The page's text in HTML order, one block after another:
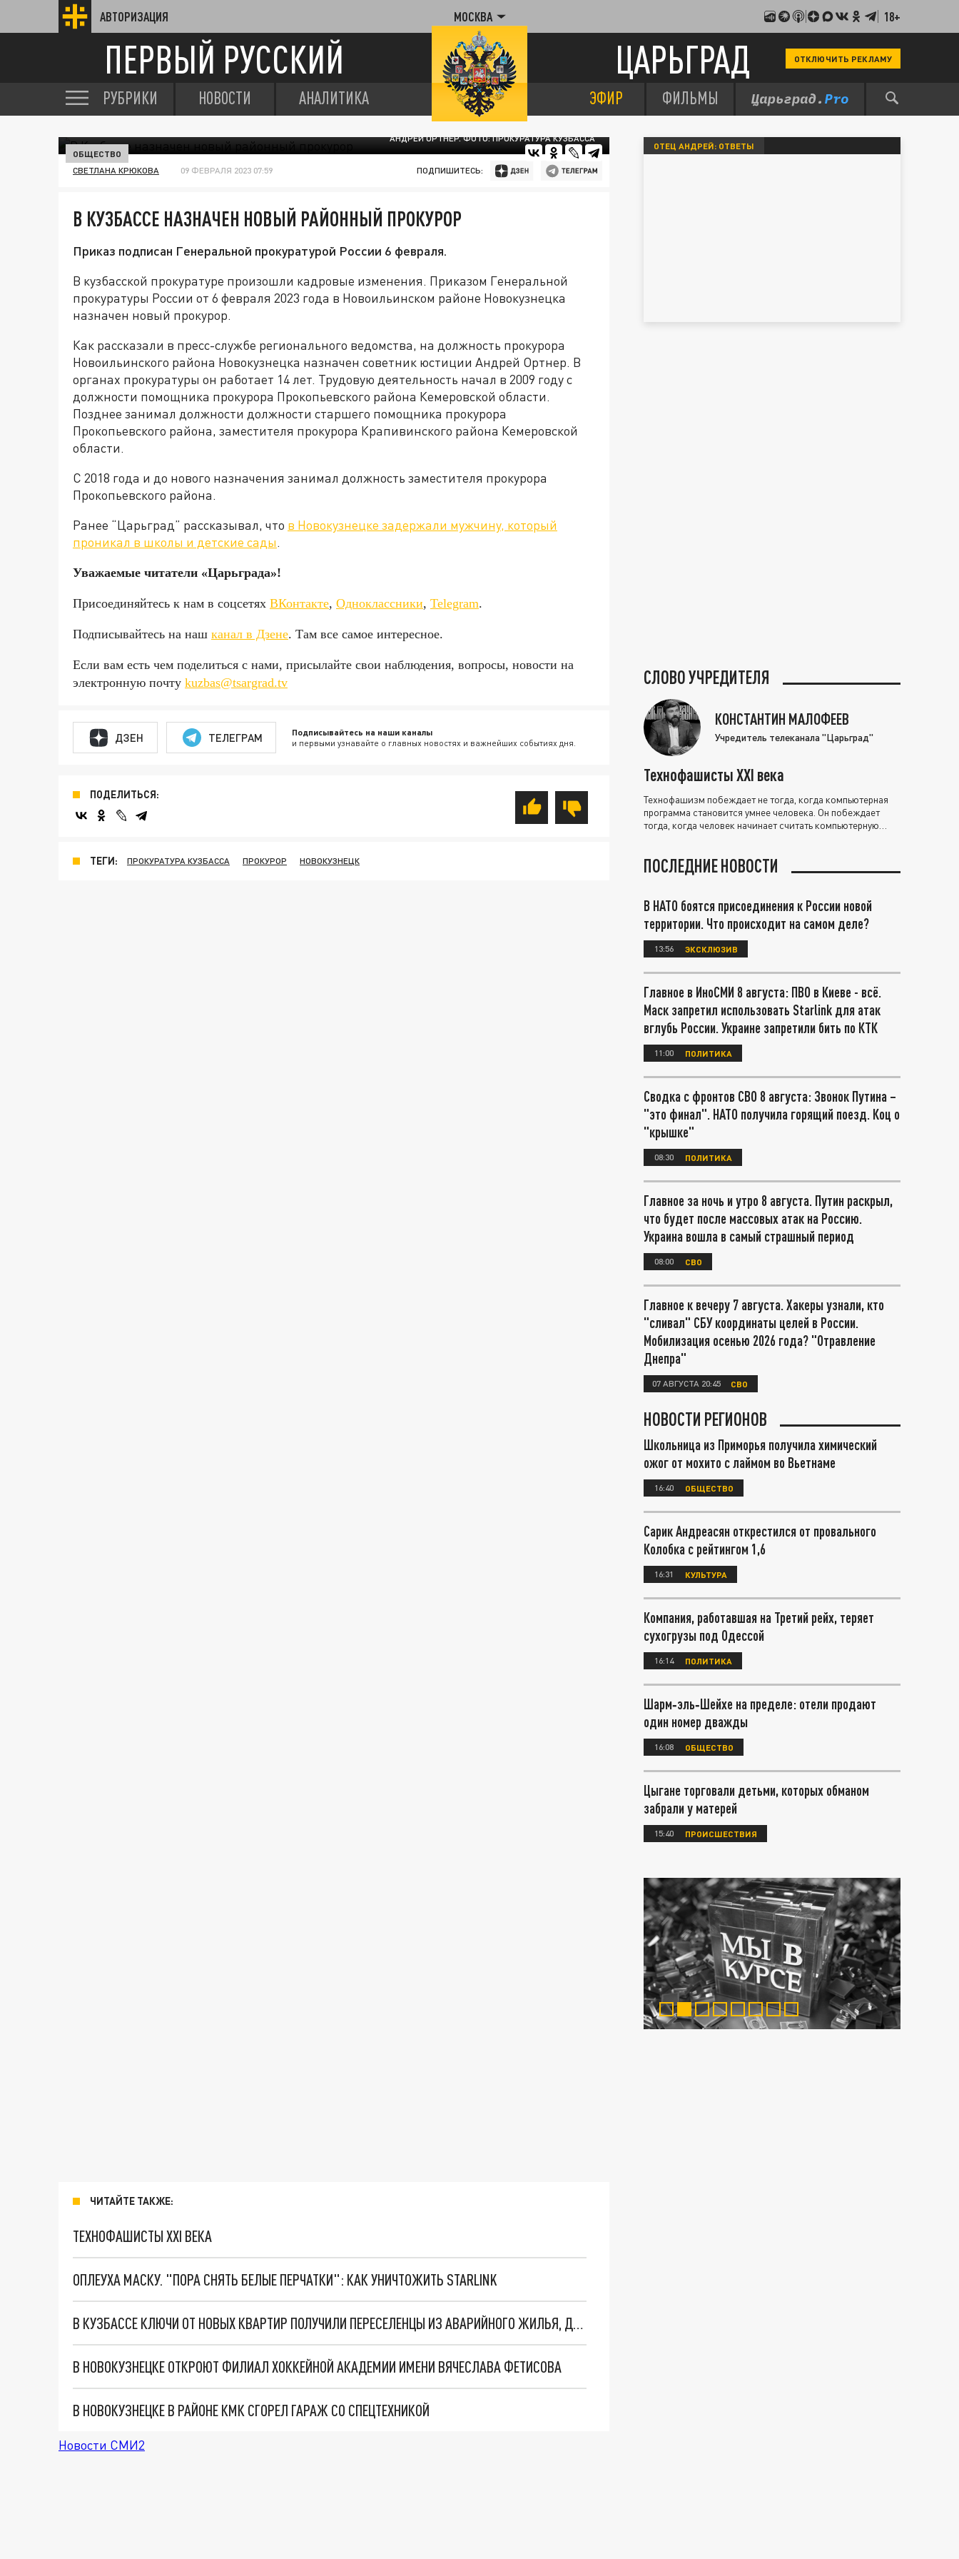
АВТОРИЗАЦИЯ МОСКВА 18+
ПЕРВЫЙ РУССКИЙ ЦАРЬГРАД ОТКЛЮЧИТЬ РЕКЛАМУ
РУБРИКИ НОВОСТИ АНАЛИТИКА ЭФИР ФИЛЬМЫ
АНДРЕЙ ОРТНЕР. ФОТО: ПРОКУРАТУРА КУЗБАССА
ОБЩЕСТВО
СВЕТЛАНА КРЮКОВА 09 ФЕВРАЛЯ 2023 07:59 ПОДПИШИТЕСЬ:
В КУЗБАССЕ НАЗНАЧЕН НОВЫЙ РАЙОННЫЙ ПРОКУРОР
Приказ подписан Генеральной прокуратурой России 6 февраля.
В кузбасской прокуратуре произошли кадровые изменения. Приказом Генеральной
прокуратуры России от 6 февраля 2023 года в Новоильинском районе Новокузнецка
назначен новый прокурор.
Как рассказали в пресс-службе регионального ведомства, на должность прокурора
Новоильинского района Новокузнецка назначен советник юстиции Андрей Ортнер. В
органах прокуратуры он работает 14 лет. Трудовую деятельность начал в 2009 году с
должности помощника прокурора Прокопьевского района Кемеровской области.
Позднее занимал должности должности старшего помощника прокурора
Прокопьевского района, заместителя прокурора Крапивинского района Кемеровской
области.
С 2018 года и до нового назначения занимал должность заместителя прокурора
Прокопьевского района.
Ранее “Царьград” рассказывал, что в Новокузнецке задержали мужчину, который
проникал в школы и детские сады.
Уважаемые читатели «Царьграда»!
Присоединяйтесь к нам в соцсетях ВКонтакте, Одноклассники, Telegram.
Подписывайтесь на наш канал в Дзене. Там все самое интересное.
Если вам есть чем поделиться с нами, присылайте свои наблюдения, вопросы, новости на
электронную почту kuzbas@tsargrad.tv
ДЗЕН ТЕЛЕГРАМ Подписывайтесь на наши каналы
и первыми узнавайте о главных новостях и важнейших событиях дня.
ПОДЕЛИТЬСЯ:
ТЕГИ: ПРОКУРАТУРА КУЗБАССА ПРОКУРОР НОВОКУЗНЕЦК
ЧИТАЙТЕ ТАКЖЕ:
ТЕХНОФАШИСТЫ XXI ВЕКА
ОПЛЕУХА МАСКУ. "ПОРА СНЯТЬ БЕЛЫЕ ПЕРЧАТКИ": КАК УНИЧТОЖИТЬ STARLINK
В КУЗБАССЕ КЛЮЧИ ОТ НОВЫХ КВАРТИР ПОЛУЧИЛИ ПЕРЕСЕЛЕНЦЫ ИЗ АВАРИЙНОГО ЖИЛЬЯ, ДЕТИ-СИРОТЫ И ИНВАЛИДЫ
В НОВОКУЗНЕЦКЕ ОТКРОЮТ ФИЛИАЛ ХОККЕЙНОЙ АКАДЕМИИ ИМЕНИ ВЯЧЕСЛАВА ФЕТИСОВА
В НОВОКУЗНЕЦКЕ В РАЙОНЕ КМК СГОРЕЛ ГАРАЖ СО СПЕЦТЕХНИКОЙ
Новости СМИ2
ОТЕЦ АНДРЕЙ: ОТВЕТЫ
СЛОВО УЧРЕДИТЕЛЯ
КОНСТАНТИН МАЛОФЕЕВ
Учредитель телеканала "Царьград"
Технофашисты XXI века
Технофашизм побеждает не тогда, когда компьютерная
программа становится умнее человека. Он побеждает
тогда, когда человек начинает считать компьютерную
ПОСЛЕДНИЕ НОВОСТИ
В НАТО боятся присоединения к России новой
территории. Что происходит на самом деле?
13:56 ЭКСКЛЮЗИВ
Главное в ИноСМИ 8 августа: ПВО в Киеве - всё.
Маск запретил использовать Starlink для атак
вглубь России. Украине запретили бить по КТК
11:00 ПОЛИТИКА
Сводка с фронтов СВО 8 августа: Звонок Путина –
"это финал". НАТО получила горящий поезд. Коц о
"крышке"
08:30 ПОЛИТИКА
Главное за ночь и утро 8 августа. Путин раскрыл,
что будет после массовых атак на Россию.
Украина вошла в самый страшный период
08:00 СВО
Главное к вечеру 7 августа. Хакеры узнали, кто
"сливал" СБУ координаты целей в России.
Мобилизация осенью 2026 года? "Отравление
Днепра"
07 АВГУСТА 20:45 СВО
НОВОСТИ РЕГИОНОВ
Школьница из Приморья получила химический
ожог от мохито с лаймом во Вьетнаме
16:40 ОБЩЕСТВО
Сарик Андреасян открестился от провального
Колобка с рейтингом 1,6
16:31 КУЛЬТУРА
Компания, работавшая на Третий рейх, теряет
сухогрузы под Одессой
16:14 ПОЛИТИКА
Шарм‑эль‑Шейхе на пределе: отели продают
один номер дважды
16:08 ОБЩЕСТВО
Цыгане торговали детьми, которых обманом
забрали у матерей
15:40 ПРОИСШЕСТВИЯ